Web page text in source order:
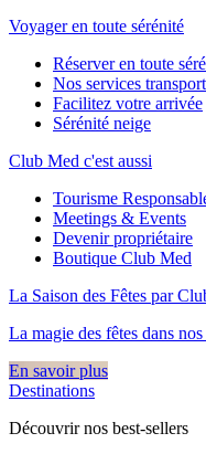
Voyager en toute sérénité
Réserver en toute
Nos services
Facilitez votre arrivée
Sérénité neige
Club Med c'est aussi
Tourisme
Meetings & Events
Devenir propriétaire
Boutique Club Med
La Saison des Fêtes par
La magie des fêtes dans
En savoir plus
Destinations
Découvrir nos best-sellers